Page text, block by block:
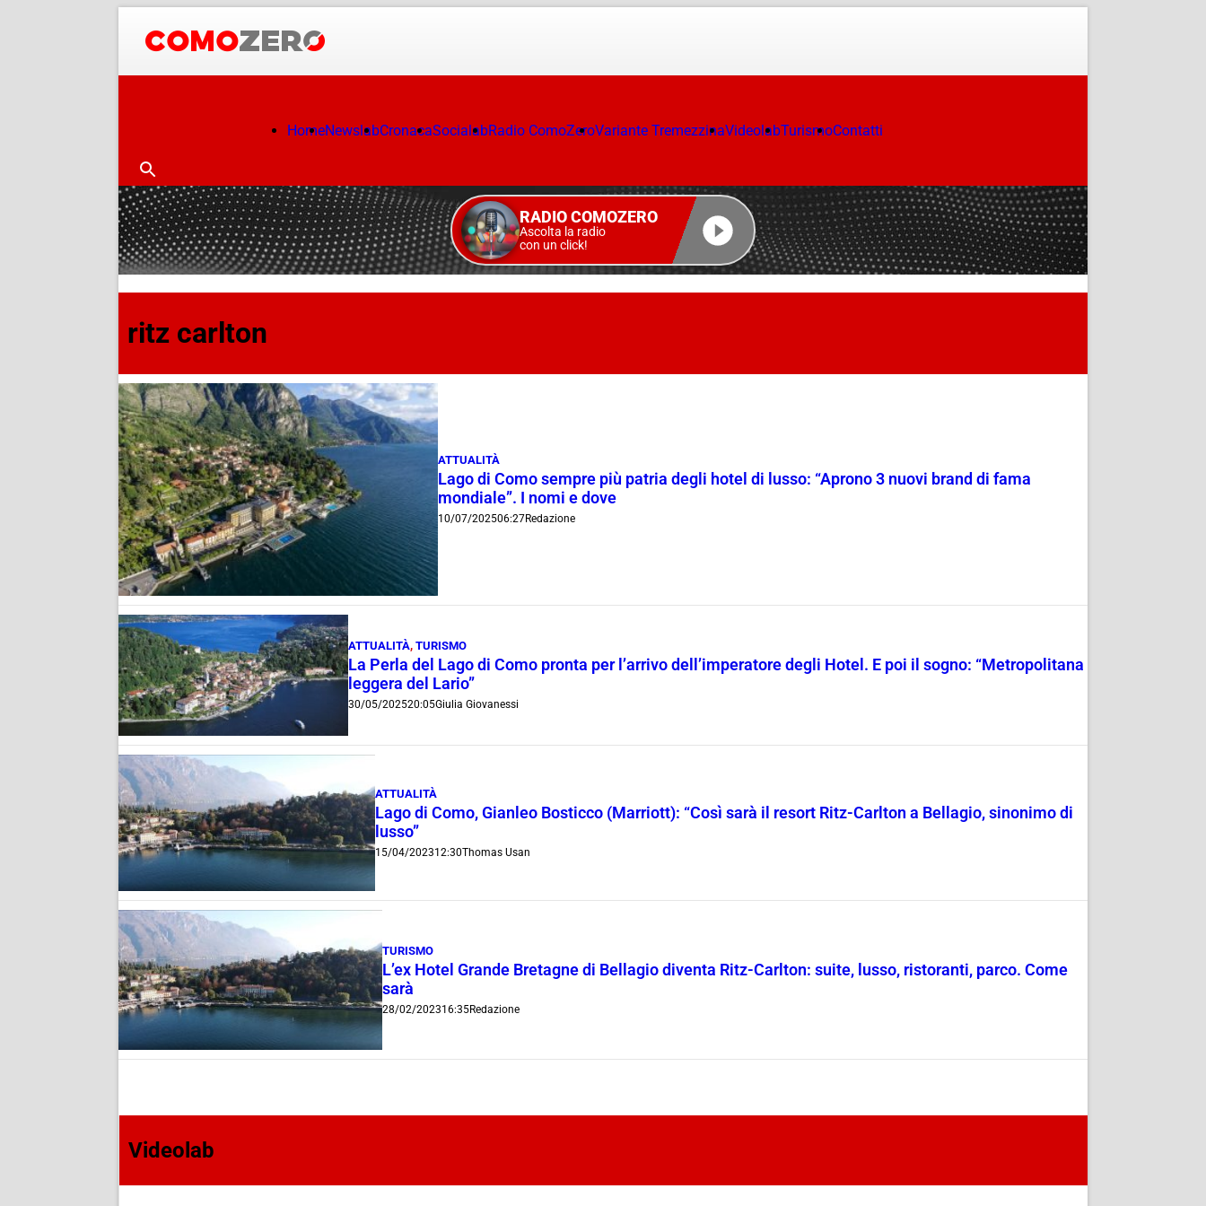
HomeNewslabCronacaSocialabRadio ComoZeroVariante TremezzinaVideolabTurismoContatti
RADIO COMOZERO
Ascolta la radio
con un click!
ritz carlton
ATTUALITÀ
Lago di Como sempre più patria degli hotel di lusso: “Aprono 3 nuovi brand di fama
mondiale”. I nomi e dove
10/07/202506:27Redazione
ATTUALITÀ,TURISMO
La Perla del Lago di Como pronta per l’arrivo dell’imperatore degli Hotel. E poi il sogno: “Metropolitana
leggera del Lario”
30/05/202520:05Giulia Giovanessi
ATTUALITÀ
Lago di Como, Gianleo Bosticco (Marriott): “Così sarà il resort Ritz-Carlton a Bellagio, sinonimo di
lusso”
15/04/202312:30Thomas Usan
TURISMO
L’ex Hotel Grande Bretagne di Bellagio diventa Ritz-Carlton: suite, lusso, ristoranti, parco. Come
sarà
28/02/202316:35Redazione
Videolab